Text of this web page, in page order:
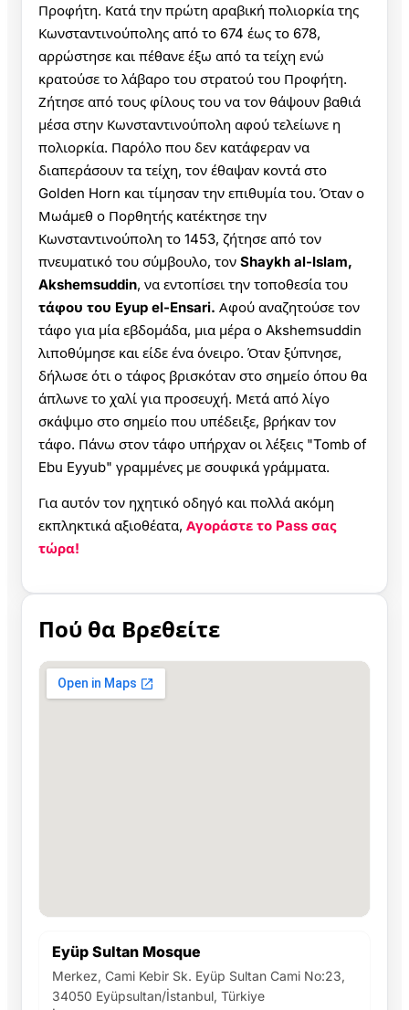
Προφήτη. Κατά την πρώτη αραβική πολιορκία της
Κωνσταντινούπολης από το 674 έως το 678,
αρρώστησε και πέθανε έξω από τα τείχη ενώ
κρατούσε το λάβαρο του στρατού του Προφήτη.
Ζήτησε από τους φίλους του να τον θάψουν βαθιά
μέσα στην Κωνσταντινούπολη αφού τελείωνε η
πολιορκία. Παρόλο που δεν κατάφεραν να
διαπεράσουν τα τείχη, τον έθαψαν κοντά στο
Golden Horn και τίμησαν την επιθυμία του. Όταν ο
Μωάμεθ ο Πορθητής κατέκτησε την
Κωνσταντινούπολη το 1453, ζήτησε από τον
πνευματικό του σύμβουλο, τον Shaykh al-Islam,
Akshemsuddin, να εντοπίσει την τοποθεσία του
τάφου του Eyup el-Ensari. Αφού αναζητούσε τον
τάφο για μία εβδομάδα, μια μέρα ο Akshemsuddin
λιποθύμησε και είδε ένα όνειρο. Όταν ξύπνησε,
δήλωσε ότι ο τάφος βρισκόταν στο σημείο όπου θα
άπλωνε το χαλί για προσευχή. Μετά από λίγο
σκάψιμο στο σημείο που υπέδειξε, βρήκαν τον
τάφο. Πάνω στον τάφο υπήρχαν οι λέξεις "Tomb of
Ebu Eyyub" γραμμένες με σουφικά γράμματα.
Για αυτόν τον ηχητικό οδηγό και πολλά ακόμη
εκπληκτικά αξιοθέατα, Αγοράστε το Pass σας
τώρα!
Πού θα Βρεθείτε
Eyüp Sultan Mosque
Merkez, Cami Kebir Sk. Eyüp Sultan Cami No:23,
34050 Eyüpsultan/İstanbul, Türkiye